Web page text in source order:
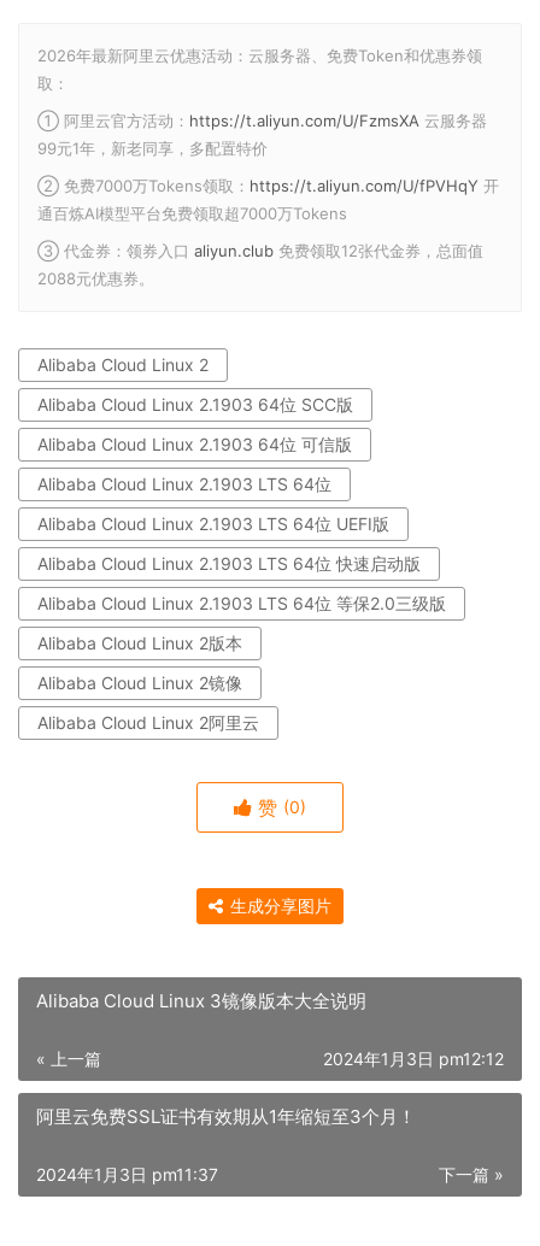
2026年最新阿里云优惠活动：云服务器、免费Token和优惠券领
取：
① 阿里云官方活动： https://t.aliyun.com/U/FzmsXA 云服务器
99元1年，新老同享，多配置特价
② 免费7000万Tokens领取： https://t.aliyun.com/U/fPVHqY 开
通百炼AI模型平台免费领取超7000万Tokens
③ 代金券：领券入口 aliyun.club 免费领取12张代金券，总面值
2088元优惠券。
Alibaba Cloud Linux 2
Alibaba Cloud Linux 2.1903 64位 SCC版
Alibaba Cloud Linux 2.1903 64位 可信版
Alibaba Cloud Linux 2.1903 LTS 64位
Alibaba Cloud Linux 2.1903 LTS 64位 UEFI版
Alibaba Cloud Linux 2.1903 LTS 64位 快速启动版
Alibaba Cloud Linux 2.1903 LTS 64位 等保2.0三级版
Alibaba Cloud Linux 2版本
Alibaba Cloud Linux 2镜像
Alibaba Cloud Linux 2阿里云
赞 (0)
生成分享图片
Alibaba Cloud Linux 3镜像版本大全说明
« 上一篇 2024年1月3日 pm12:12
阿里云免费SSL证书有效期从1年缩短至3个月！
下一篇 »
2024年1月3日 pm11:37